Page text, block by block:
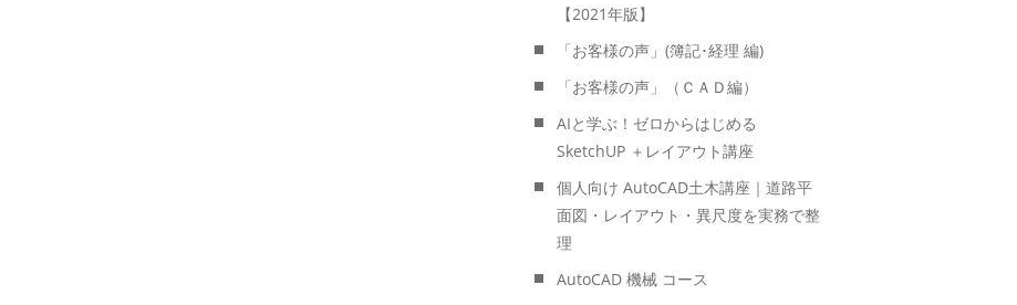
【2021年版】
「お客様の声」(簿記･経理 編)
「お客様の声」（ＣＡＤ編）
AIと学ぶ！ゼロからはじめる
SketchUP ＋レイアウト講座
個人向け AutoCAD土木講座｜道路平
面図・レイアウト・異尺度を実務で整
理
AutoCAD 機械 コース